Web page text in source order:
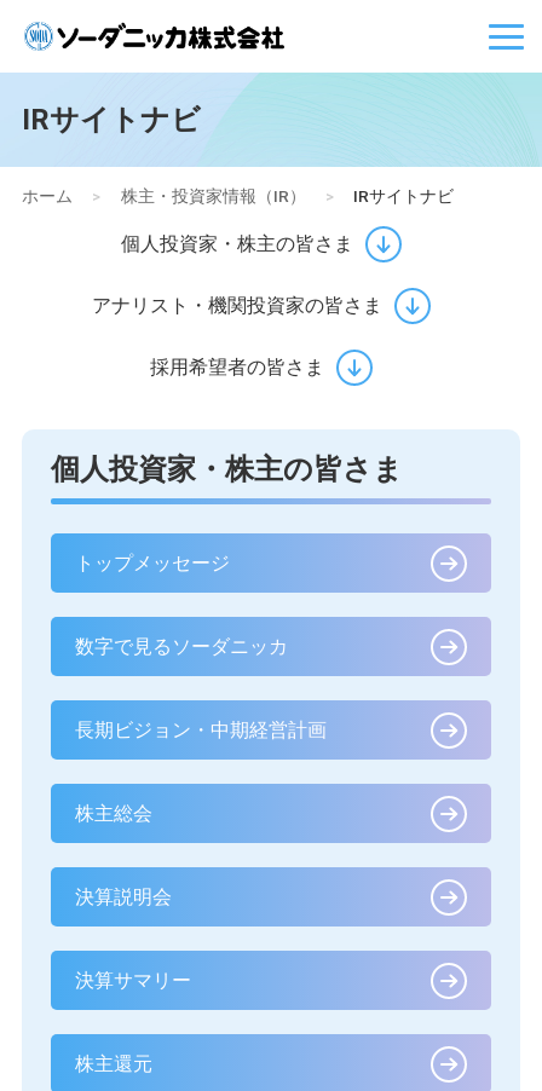
IRサイトナビ
ホーム > 株主・投資家情報（IR） > IRサイトナビ
個人投資家・株主の皆さま
アナリスト・機関投資家の皆さま
採用希望者の皆さま
個人投資家・株主の皆さま
トップメッセージ
数字で見るソーダニッカ
長期ビジョン・中期経営計画
株主総会
決算説明会
決算サマリー
株主還元